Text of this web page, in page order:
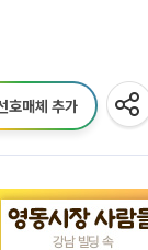
호매체 추가